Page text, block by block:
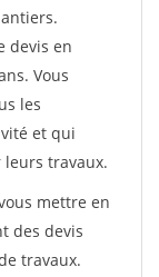
devis en
Vous
les
et qui
travaux.
mettre en
des devis
travaux.